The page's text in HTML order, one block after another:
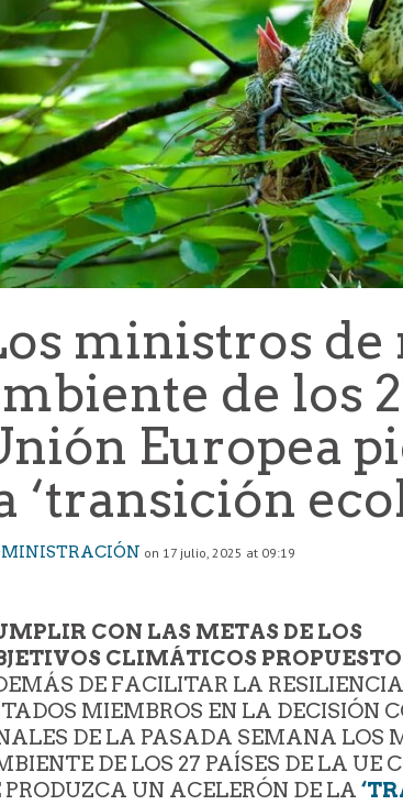
ministros de
de los
Europea
‘transición
on 17 julio, 2025 at 09:19
CON LAS METAS DE LOS
CLIMÁTICOS
DE FACILITAR LA
MIEMBROS EN LA DECISIÓN
DE LA PASADA SEMANA LOS
DE LOS 27 PAÍSES DE LA UE
PRODUZCA UN ACELERÓN DE LA